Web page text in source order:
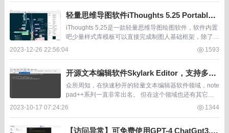
轻量思维导图软件iThoughts 5.25 Portable
绿色便携版
iThoughts 5.25是一款轻量思维导图绘图软件，软件内置
吧少量样式库模板可以直接完成制图人基础框架，除了样
式库之外软件还有图标库他表情图标库。 一般情况下 iTh
2023-12-26 22:56:04 1593
开源文本编辑软件Skylark Editor，支持多种
代码语言，平替notepad++
众所周知，在快速秒开的轻量文本编辑器软件领域，note
pad++系列一直非常出名。 但在这个领域也还有其它优
秀的同类软件，本次介绍的Skylark Editor就是一款大小
2023-10-17 07:24:26 1344
【访问异常】可免费使用GPT-4 ChatGpt3.5